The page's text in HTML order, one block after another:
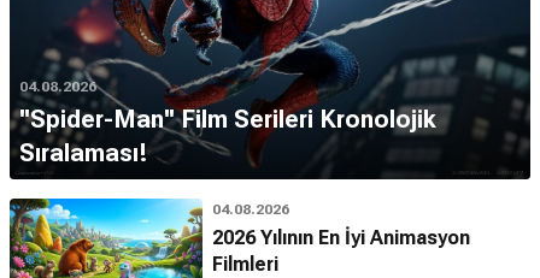
04.08.2026
''Spider-Man'' Film Serileri Kronolojik
Sıralaması!
04.08.2026
2026 Yılının En İyi Animasyon
Filmleri